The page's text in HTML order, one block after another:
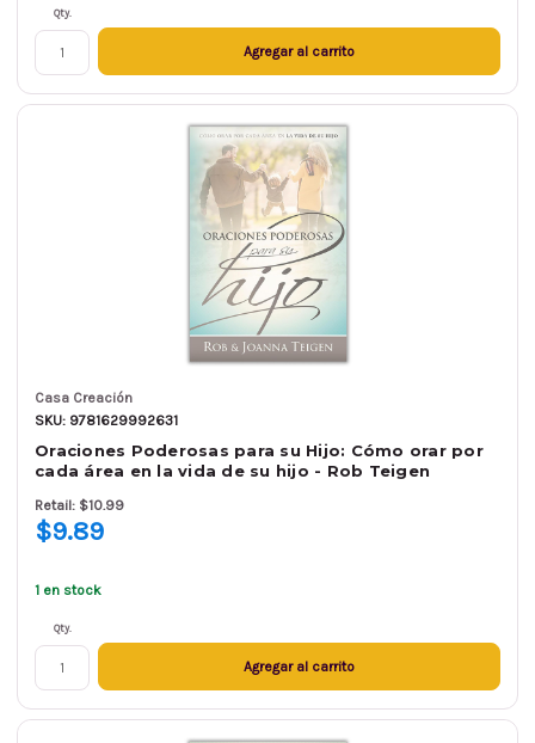
Qty.
Agregar al carrito
Casa Creación
SKU: 9781629992631
Oraciones Poderosas para su Hijo: Cómo orar por
cada área en la vida de su hijo - Rob Teigen
Retail: $10.99
$9.89
1 en stock
Qty.
Agregar al carrito